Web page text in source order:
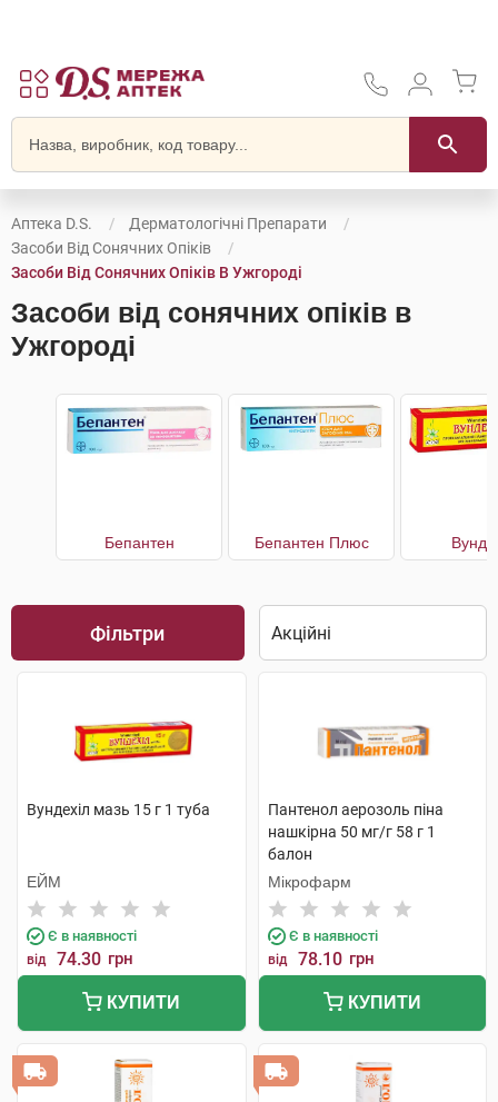
Аптека D.S.
Дерматологічні Препарати
Засоби Від Сонячних Опіків
Засоби Від Сонячних Опіків В Ужгороді
Засоби від сонячних опіків в
Ужгороді
Бепантен Бепантен Плюс
Фільтри
Вундехіл мазь 15 г 1 туба
ЕЙМ
Є в наявності
від 74.30 грн
КУПИТИ
Пантенол аерозоль піна
нашкірна 50 мг/г 58 г 1
балон
Мікрофарм
Є в наявності
від 78.10 грн
КУПИТИ